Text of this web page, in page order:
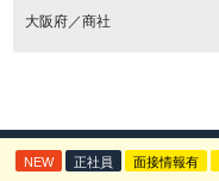
大阪府／商社
NEW 正社員 面接情報有